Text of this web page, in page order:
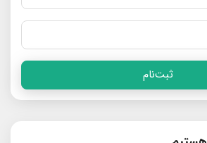
ثبت‌نام